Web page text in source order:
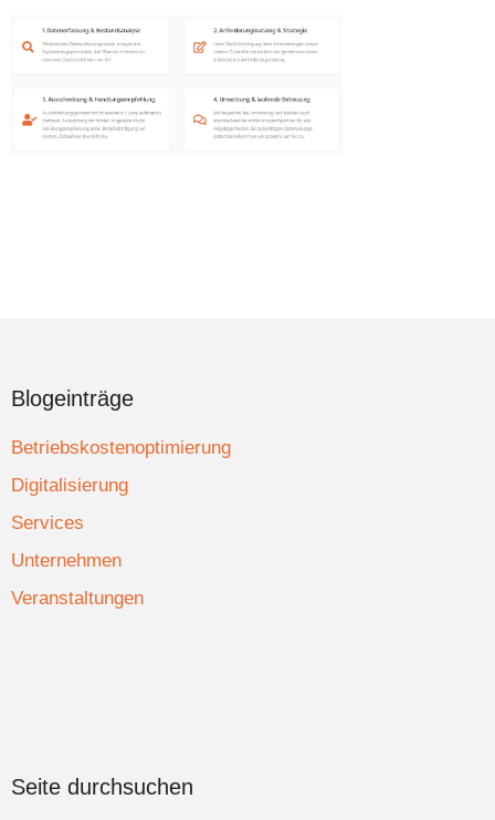
Blogeinträge
Betriebskostenoptimierung
Digitalisierung
Services
Unternehmen
Veranstaltungen
Seite durchsuchen